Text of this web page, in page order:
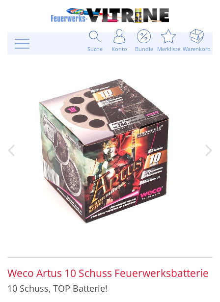
Suche Konto Bundle Merkliste Warenkorb
Weco Artus 10 Schuss Feuerwerksbatterie
10 Schuss, TOP Batterie!